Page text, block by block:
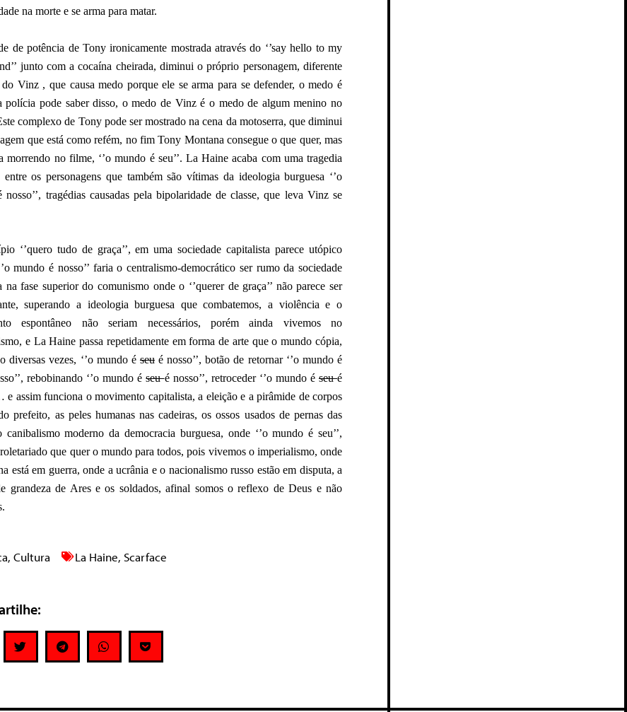
na morte e se arma para matar.
de potência de Tony ironicamente mostrada através do ‘’say hello to my
junto com a cocaína cheirada, diminui o próprio personagem, diferente
Vinz , que causa medo porque ele se arma para se defender, o medo é
polícia pode saber disso, o medo de Vinz é o medo de algum menino no
complexo de Tony pode ser mostrado na cena da motoserra, que diminui
que está como refém, no fim Tony Montana consegue o que quer, mas
morrendo no filme, ‘’o mundo é seu’’. La Haine acaba com uma tragedia
entre os personagens que também são vítimas da ideologia burguesa ‘’o
nosso’’, tragédias causadas pela bipolaridade de classe, que leva Vinz se
‘’quero tudo de graça’’, em uma sociedade capitalista parece utópico
mundo é nosso’’ faria o centralismo-democrático ser rumo da sociedade
na fase superior do comunismo onde o ‘’querer de graça’’ não parece ser
superando a ideologia burguesa que combatemos, a violência e o
espontâneo não seriam necessários, porém ainda vivemos no
e La Haine passa repetidamente em forma de arte que o mundo cópia,
diversas vezes, ‘’o mundo é seué nosso’’, botão de retornar ‘’o mundo é
rebobinando ‘’o mundo éseué nosso’’, retroceder ‘’o mundo é seué
e assim funciona o movimento capitalista, a eleição e a pirâmide de corpos
prefeito, as peles humanas nas cadeiras, os ossos usados de pernas das
canibalismo moderno da democracia burguesa, onde ‘’o mundo é seu’’,
que quer o mundo para todos, pois vivemos o imperialismo, onde
está em guerra, onde a ucrânia e o nacionalismo russo estão em disputa, a
grandeza de Ares e os soldados, afinal somos o reflexo de Deus e não
, Cultura La Haine, Scarface